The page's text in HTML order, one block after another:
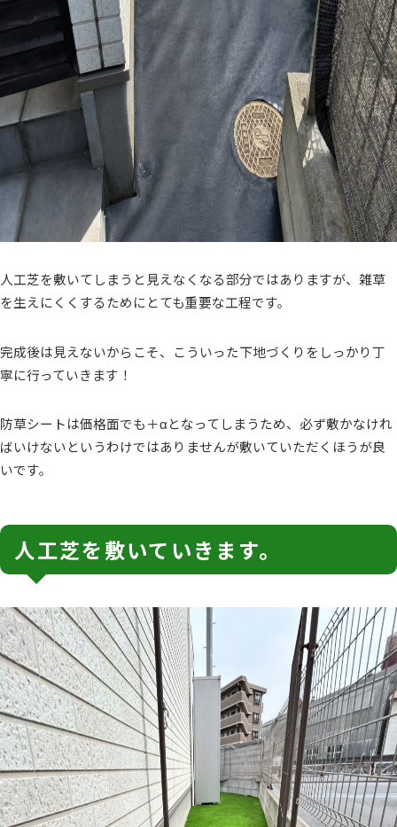
人工芝を敷いてしまうと見えなくなる部分ではありますが、雑草
を生えにくくするためにとても重要な工程です。
完成後は見えないからこそ、こういった下地づくりをしっかり丁
寧に行っていきます！
防草シートは価格面でも＋αとなってしまうため、必ず敷かなけれ
ばいけないというわけではありませんが敷いていただくほうが良
いです。
人工芝を敷いていきます。